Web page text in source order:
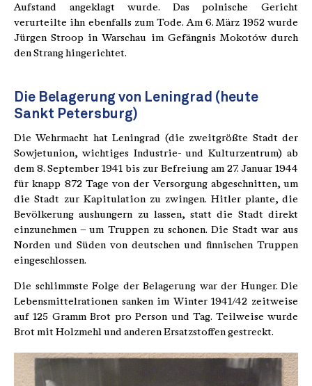
Aufstand angeklagt wurde. Das polnische Gericht
verurteilte ihn ebenfalls zum Tode. Am 6. März 1952 wurde
Jürgen Stroop in Warschau im Gefängnis Mokotów durch
den Strang hingerichtet.
Die Belagerung von Leningrad (heute
Sankt Petersburg)
Die Wehrmacht hat Leningrad (die zweitgrößte Stadt der
Sowjetunion, wichtiges Industrie- und Kulturzentrum) ab
dem 8. September 1941 bis zur Befreiung am 27. Januar 1944
für knapp 872 Tage von der Versorgung abgeschnitten, um
die Stadt zur Kapitulation zu zwingen. Hitler plante, die
Bevölkerung aushungern zu lassen, statt die Stadt direkt
einzunehmen – um Truppen zu schonen. Die Stadt war aus
Norden und Süden von deutschen und finnischen Truppen
eingeschlossen.
Die schlimmste Folge der Belagerung war der Hunger. Die
Lebensmittelrationen sanken im Winter 1941/42 zeitweise
auf 125 Gramm Brot pro Person und Tag. Teilweise wurde
Brot mit Holzmehl und anderen Ersatzstoffen gestreckt.